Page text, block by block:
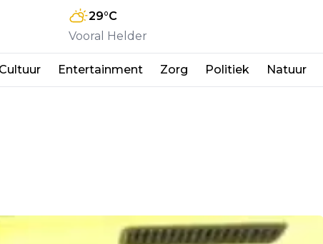
29°C
Vooral Helder
Entertainment Zorg Politiek Natuur